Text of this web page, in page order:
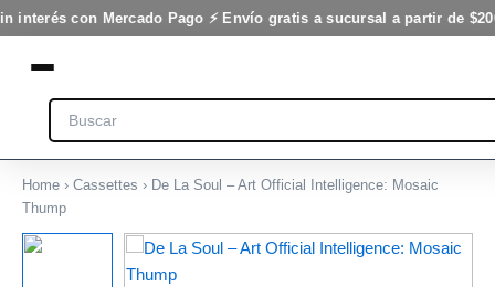
interés con Mercado Pago ⚡ Envío gratis a sucursal a partir de
Ir
al
contenido
Search
Home › Cassettes › De La Soul – Art Official Intelligence: Mosaic
Thump
De
Official
Mosaic
Thump
cantidad